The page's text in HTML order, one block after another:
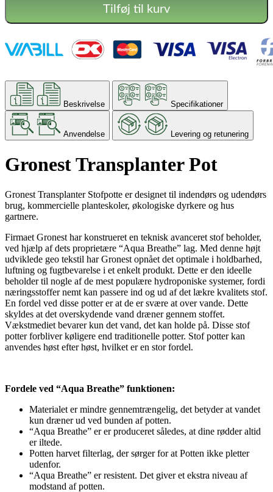
Tilføj til kurv
Beskrivelse Specifikationer
Anvendelse Levering og retunering
Gronest Transplanter Pot
Gronest Transplanter Stofpotte er designet til indendørs og udendørs
brug, kommercielle planteskoler, økologiske dyrkere og hus
gartnere.
Firmaet Gronest har konstrueret en teknisk avanceret stof beholder,
ved hjælp af dets proprietære “Aqua Breathe” lag. Med denne højt
udviklede geo tekstil har Gronest opnået det optimale i holdbarhed,
luftning og fugtbevarelse i et enkelt produkt. Dette er den ideelle
beholder til nogle af de mest populære hydroponiske systemer, fordi
næringsstoffer nemt kan passere ind og ud af det lækre kvalitets stof.
En fordel ved disse potter er at de er svære at over vande. Dette
skyldes at det overskydende vand dræner gennem stoffet.
Vækstmediet bevarer kun det vand, det kan holde på. Disse stof
potter forbliver køligere end traditionelle potter. Stof potter kan
anvendes høst efter høst, hvilket er en stor fordel.
Fordele ved “Aqua Breathe” funktionen:
Materialet er mindre gennemtrængelig, det betyder at vandet
kun dræner ud ved bunden af ​​potten.
“Aqua Breathe” er er produceret således, at dine rødder altid
er iltede.
Potten harvet filterlag, der sørger for at Potten ikke pletter
udenfor.
“Aqua Breathe” er resistent. Det giver et ekstra niveau af
modstand af potten.